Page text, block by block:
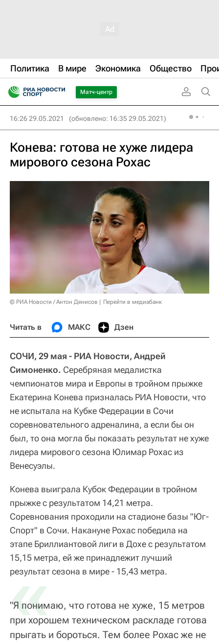
Политика В мире Экономика Общество
Матч-центр
16:26 29.05.2021 (обновлено: 16:35 29.05.2021)
Конева: готова не хуже лидера
мирового сезона Рохас
© РИА Новости / Антон Денисов Перейти в медиабанк
Читать в МАКС Дзен
СОЧИ, 29 мая - РИА Новости, Андрей
Симоненко. Серебряная медалистка
чемпионатов мира и Европы в тройном прыжке
Екатерина Конева призналась РИА Новости, что
не испытала на Кубке Федерации в Сочи
соревновательного адреналина, а если бы он
был, то она могла бы показать результат не хуже
лидера мирового сезона Юлимар Рохас из
Венесуэлы.
Конева выиграла Кубок Федерации в тройном
прыжке с результатом 14,21 метра.
Соревнования проходили на стадионе базы "Юг-
Спорт" в Сочи. Накануне Рохас победила на
этапе Бриллиантовой лиги в Дохе с результатом
15,15 метра, ей же принадлежит лучший
результат сезона в мире - 15,43 метра.
«
"Я понимаю, что готова не хуже, 15 метров
при хорошем техническом раскладе готова
прыгать и бороться. Тем более Рохас же не